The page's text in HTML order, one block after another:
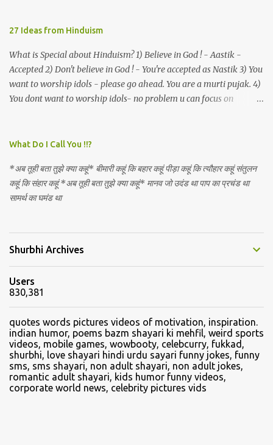
27 Ideas from Hinduism
What is Special about Hinduism? 1) Believe in God ! - Aastik -
Accepted 2) Don't believe in God ! - You're accepted as Nastik 3) You
want to worship idols - please go ahead. You are a murti pujak. 4)
You dont want to worship idols- no problem u can focus on
Hindu schools
What Do I Call You !!?
*अब तूही बता तुझे क्या कहूं* बीमारी कहूं कि बहार कहूं पीड़ा कहूं कि त्यौहार कहूं संतुलन
कहूं कि संहार कहूं *अब तूही बता तुझे क्या कहूं* मानव जो उदंड था पाप का प्रचंड था
सामर्थ का घमंड था
Shurbhi Archives
Users
830,381
quotes words pictures videos of motivation, inspiration.
indian humor, poems bazm shayari ki mehfil, weird sports
videos, mobile games, wowbooty, celebcurry, fukkad,
shurbhi, love shayari hindi urdu sayari funny jokes, funny
sms, sms shayari, non adult shayari, non adult jokes,
romantic adult shayari, kids humor funny videos,
corporate world news, celebrity pictures vids